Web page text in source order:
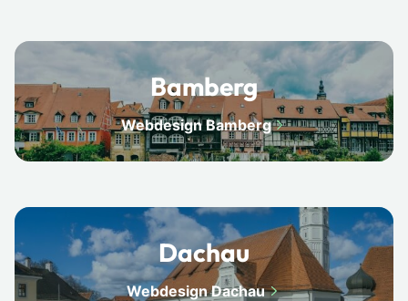
Bamberg
Webdesign Bamberg
Dachau
Webdesign Dachau